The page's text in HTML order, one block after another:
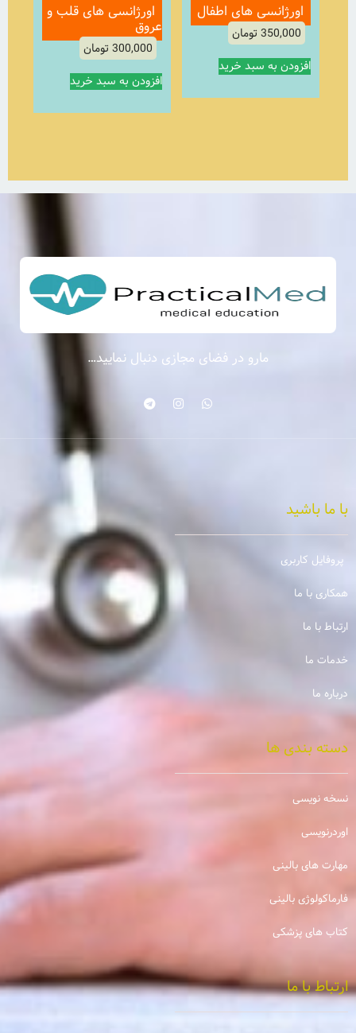
اورژانسی های اطفال
350,000 تومان
افزودن به سبد خرید
اورژانسی های قلب و
عروق
300,000 تومان
افزودن به سبد خرید
مارو در فضای مجازی دنبال نمایید…
با ما باشید
پروفایل کاربری
همکاری با ما
ارتباط با ما
خدمات ما
درباره ما
دسته بندی ها
نسخه نویسی
اوردرنویسی
مهارت های بالینی
فارماکولوژی بالینی
کتاب های پزشکی
ارتباط با ما